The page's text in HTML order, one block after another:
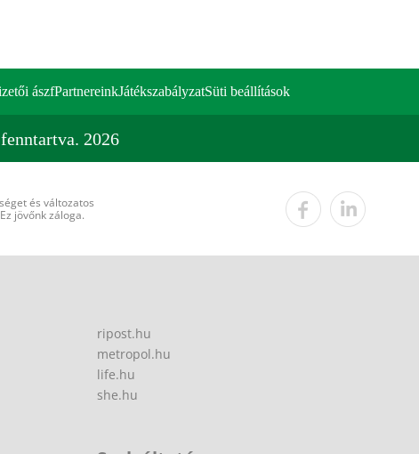
ászfPartnereinkJátékszabályzatSüti beállítások
2026
és változatos
jövőnk záloga.
ripost.hu
metropol.hu
life.hu
she.hu